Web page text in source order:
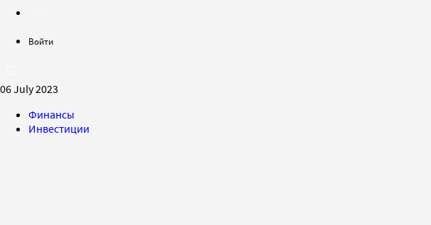
Войти
06 July 2023
Финансы
Инвестиции